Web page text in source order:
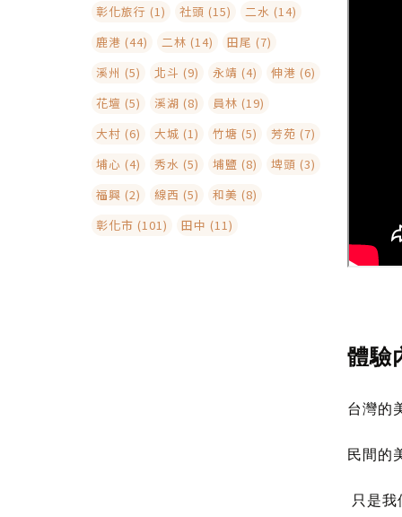
彰化旅行 (1) 社頭 (15)
二水 (14)
鹿港 (44)
二林 (14)
田尾 (7)
溪州 (5)
北斗 (9) 永靖 (4)
伸港 (6)
花壇 (5)
溪湖 (8)
員林 (19)
大村 (6)
大城 (1) 竹塘 (5)
芳苑 (7)
埔心 (4)
秀水 (5) 埔鹽 (8)
埤頭 (3)
福興 (2)
線西 (5)
和美 (8)
彰化市 (101)
田中 (11)
體驗
台灣的
民間的
只是